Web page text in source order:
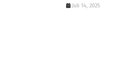
Juli 14, 2025